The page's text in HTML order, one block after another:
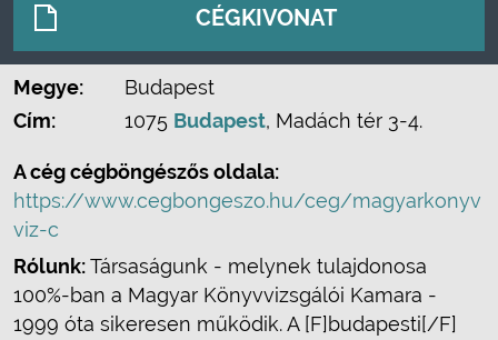
CÉGKIVONAT
Megye:
Budapest
Cím:
1075 Budapest, Madách tér 3-4.
A cég cégböngészős oldala:
https://www.cegbongeszo.hu/ceg/magyarkonyv
viz-c
Rólunk:Társaságunk - melynek tulajdonosa
100%-ban a Magyar Könyvvizsgálói Kamara -
1999 óta sikeresen működik. A [F]budapesti[/F]